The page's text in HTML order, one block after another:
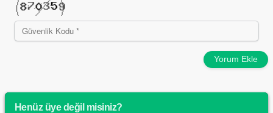
Yorum Ekle
Henüz üye değil misiniz?